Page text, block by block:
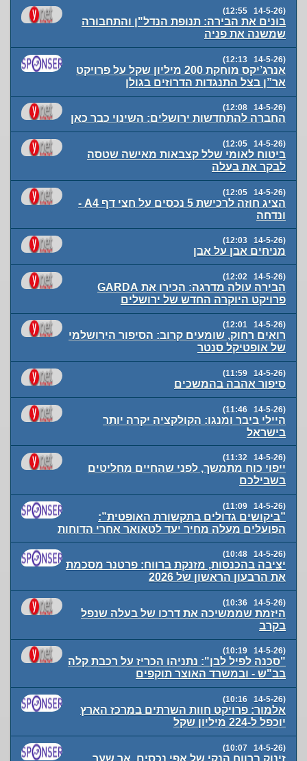
(14-5-26 12:55)
בונים את הבירה: תנופת הנדל"ן והתחבורה
שמשנה את פניה
(14-5-26 12:13)
אנרג’יקס מוחקת 200 מיליון שקל על פרויקט
אר”ן בצל התנגדות הדרוזים בגולן
(14-5-26 12:08)
החברה להתחדשות ירושלים: השינוי כבר כאן
(14-5-26 12:05)
ביטוח לאומי שלל קצבאות מאישה שטסה
לבקר את בעלה
(14-5-26 12:05)
הציג חוזה לרכישת 5 נכסים על חצי דף A4 -
ונדחה
(14-5-26 12:03)
מניחים אבן על אבן
(14-5-26 12:02)
הבירה עולה מדרגה: הכירו את GARDA
פרויקט היוקרה החדש של ירושלים
(14-5-26 12:01)
רואים רחוק, שומעים קרוב: הסיפור הירושלמי
של אופטיקל סנטר
(14-5-26 11:59)
סיפור אהבה בהמשכים
(14-5-26 11:46)
היילי ביבר ומנגו: הקולקציה יקרה יותר
בישראל
(14-5-26 11:32)
ייפוי כוח מתמשך, לפני שהחיים מחליטים
בשבילכם
(14-5-26 11:09)
”ביקושים גדולים בתקשורת האופטית”:
הפועלים מעלה מחיר יעד לטאואר אחרי הדוחות
(14-5-26 10:48)
יציבה בהכנסות, מזנקת ברווח: פרטנר מסכמת
את הרבעון הראשון של 2026
(14-5-26 10:36)
היזמת שממשיכה את דרכו של בעלה שנפל
בקרב
(14-5-26 10:19)
"סכנה לפיל לבן": נתניהו הכריז על רכבת קלה
בב"ש - ובמשרד האוצר תוקפים
(14-5-26 10:16)
אלמור: פרויקט חוות השרתים במרכז הארץ
יוכפל ל-224 מיליון שקל
(14-5-26 10:07)
זינוק ברווח הנקי של אפי נכסים, אך שער